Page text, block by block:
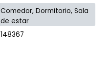
Comedor, Dormitorio, Sala
de estar
148367